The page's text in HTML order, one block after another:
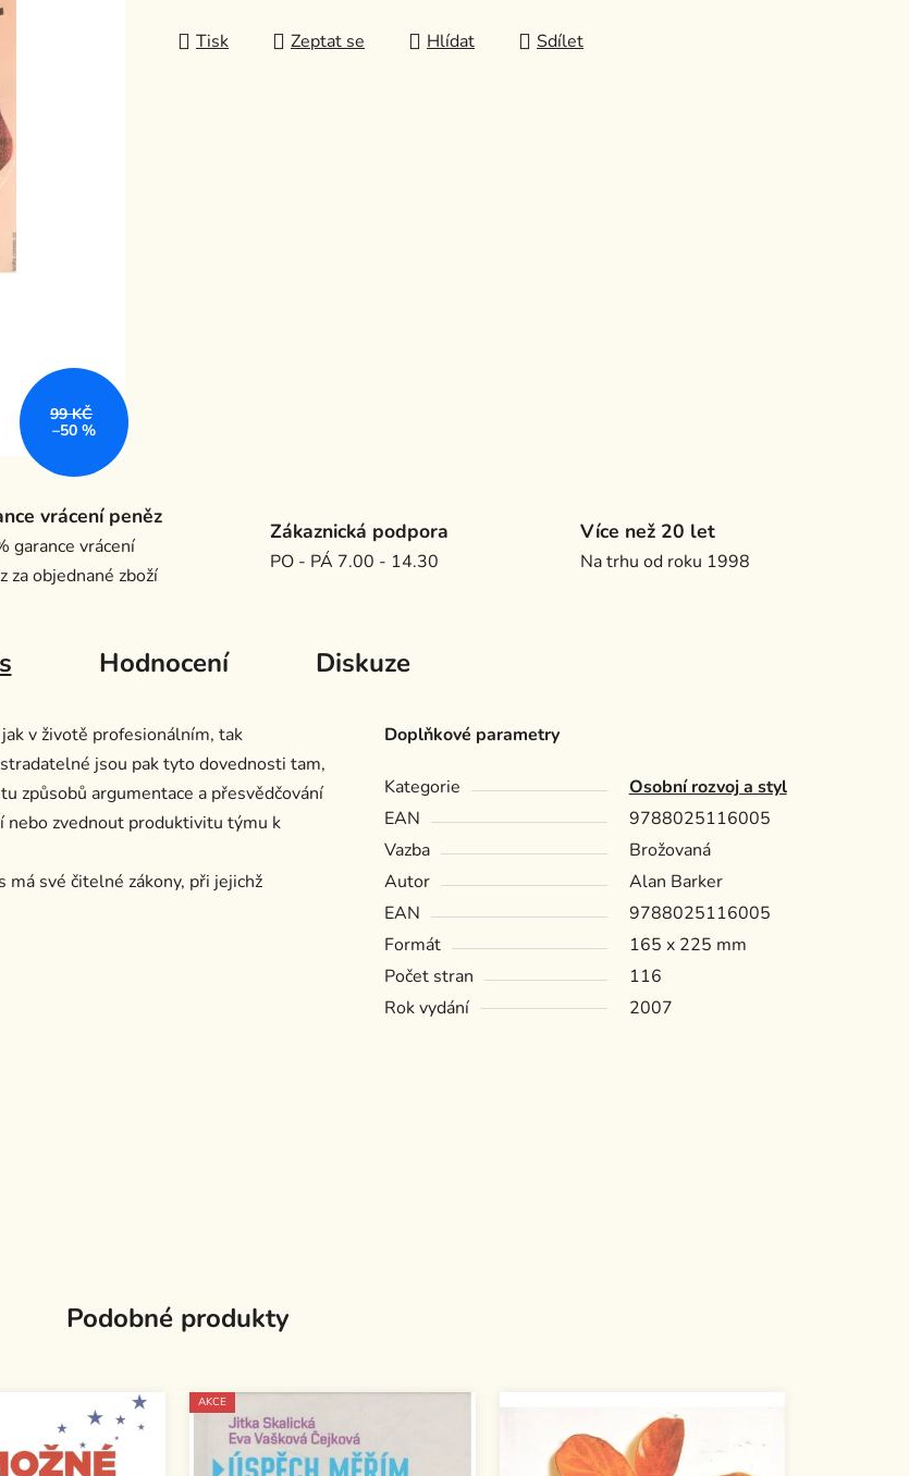
Tisk Zeptat se Hlídat Sdílet
99 KČ
–50 %
vrácení peněz
garance vrácení
za objednané zboží
Zákaznická podpora
PO - PÁ 7.00 - 14.30
Více než 20 let
Na trhu od roku 1998
Hodnocení Diskuze
v životě profesionálním, tak
jsou pak tyto dovednosti tam,
způsobů argumentace a přesvědčování
nebo zvednout produktivitu týmu k
má své čitelné zákony, při jejichž
Doplňkové parametry
Kategorie
Osobní rozvoj a styl
EAN
9788025116005
Vazba
Brožovaná
Autor
Alan Barker
EAN
9788025116005
Formát
165 x 225 mm
Počet stran
116
Rok vydání
2007
Podobné produkty
AKCE